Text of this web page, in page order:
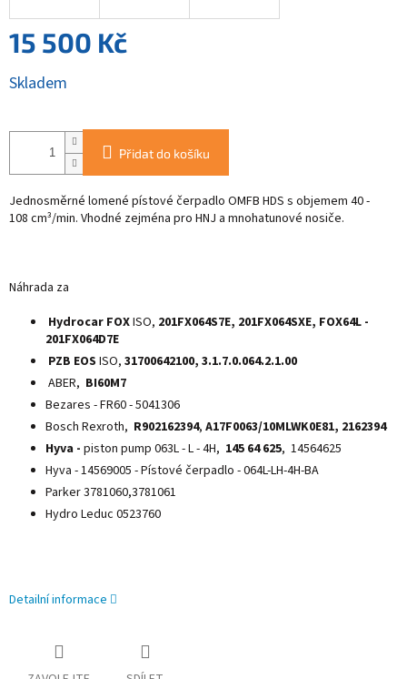
15 500 Kč
cena:
Skladem
Přidat do košíku
Jednosměrné lomené pístové čerpadlo OMFB HDS s objemem 40 -
108 cm³/min. Vhodné zejména pro HNJ a mnohatunové nosiče.
Náhrada za
Hydrocar FOXISO, 201FX064S7E, 201FX064SXE, FOX64L -
201FX064D7E
PZB EOS ISO, 31700642100, 3.1.7.0.064.2.1.00
ABER, BI60M7
Bezares - FR60 - 5041306
Bosch Rexroth, R902162394, A17F0063/10MLWK0E81, 2162394
Hyva - piston pump 063L - L - 4H, 145 64 625, 14564625
Hyva - 14569005 - Pístové čerpadlo - 064L-LH-4H-BA
Parker 3781060,3781061
Hydro Leduc 0523760
Detailní informace